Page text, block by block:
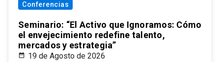
Conferencias
Seminario: “El Activo que Ignoramos: Cómo
el envejecimiento redefine talento,
mercados y estrategia”
19 de Agosto de 2026